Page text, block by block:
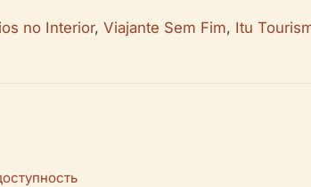
no Interior, Viajante Sem Fim, Itu